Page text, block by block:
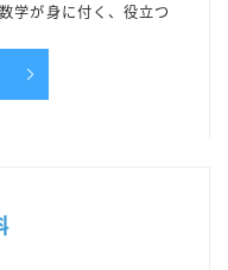
学が身に付く、役立つ